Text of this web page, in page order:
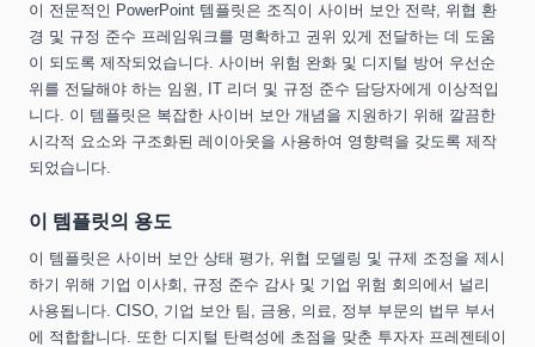
이 전문적인 PowerPoint 템플릿은 조직이 사이버 보안 전략, 위협 환
경 및 규정 준수 프레임워크를 명확하고 권위 있게 전달하는 데 도움
이 되도록 제작되었습니다. 사이버 위험 완화 및 디지털 방어 우선순
위를 전달해야 하는 임원, IT 리더 및 규정 준수 담당자에게 이상적입
니다. 이 템플릿은 복잡한 사이버 보안 개념을 지원하기 위해 깔끔한
시각적 요소와 구조화된 레이아웃을 사용하여 영향력을 갖도록 제작
되었습니다.
이 템플릿의 용도
이 템플릿은 사이버 보안 상태 평가, 위협 모델링 및 규제 조정을 제시
하기 위해 기업 이사회, 규정 준수 감사 및 기업 위험 회의에서 널리
사용됩니다. CISO, 기업 보안 팀, 금융, 의료, 정부 부문의 법무 부서
에 적합합니다. 또한 디지털 탄력성에 초점을 맞춘 투자자 프레젠테이